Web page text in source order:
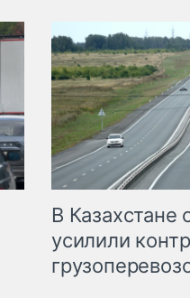
В Казахстане
усилили